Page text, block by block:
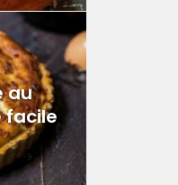
au
facile